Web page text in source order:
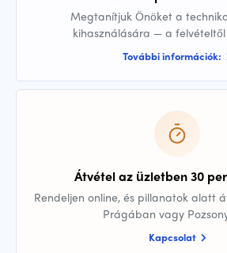
Megtanítjuk Önöket a
kihasználására — a
További információk:
Átvétel az üzletben 30
Rendeljen online, és pillanatok alatt
Prágában vagy
Kapcsolat